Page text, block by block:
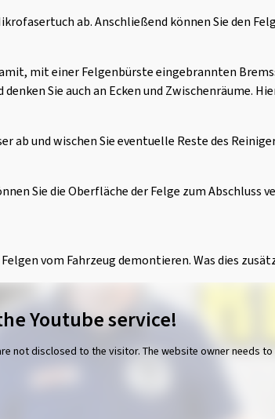
ab. Anschließend können Sie den
mit einer Felgenbürste eingebrannten
Sie auch an Ecken und Zwischenräume.
ab und wischen Sie eventuelle Reste des
Sie die Oberfläche der Felge zum
vom Fahrzeug demontieren. Was dies
Youtube service!
not disclosed to the visitor. The website owner needs